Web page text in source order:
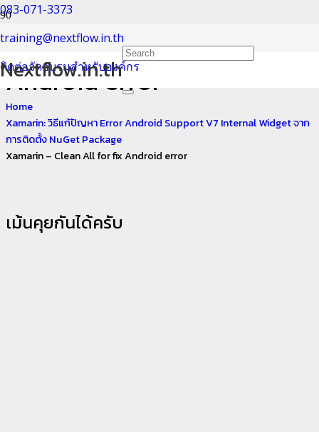
083-071-3373
training@nextflow.in.th
ติดต่อจัดอบรมสำหรับองค์กร
Nextflow.in.th
Xamarin – Clean All for fix
Android error
Home
Xamarin: วิธีแก้ปัญหา Error Android Support V7 Internal Widget จาก
การติดตั้ง NuGet Package
Xamarin – Clean All for fix Android error
เม้นคุยกันได้ครับ